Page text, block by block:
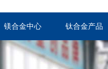
镁合金中心 钛合金产品